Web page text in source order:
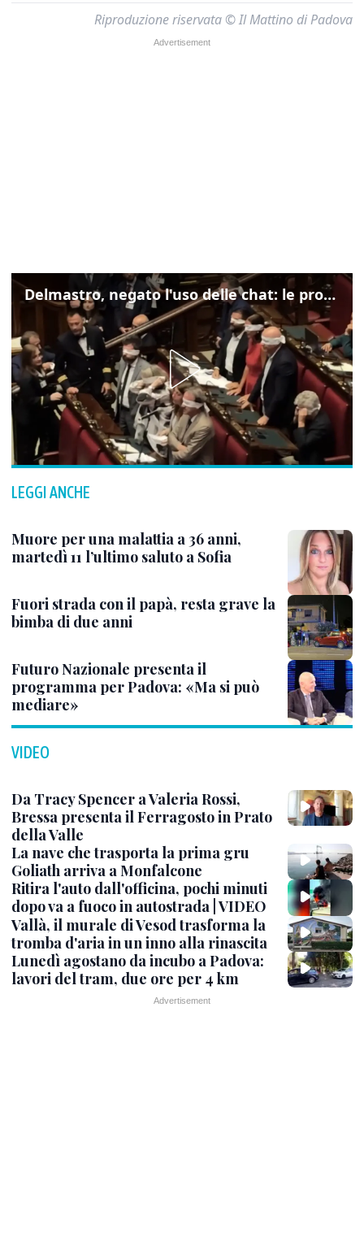
Riproduzione riservata © Il Mattino di Padova
Delmastro, negato l'uso delle chat: le proteste di Avs e M5s
LEGGI ANCHE
Muore per una malattia a 36 anni,
martedì 11 l’ultimo saluto a Sofia
Fuori strada con il papà, resta grave la
bimba di due anni
Futuro Nazionale presenta il
programma per Padova: «Ma si può
mediare»
VIDEO
Da Tracy Spencer a Valeria Rossi,
Bressa presenta il Ferragosto in Prato
della Valle
La nave che trasporta la prima gru
Goliath arriva a Monfalcone
Ritira l'auto dall'officina, pochi minuti
dopo va a fuoco in autostrada | VIDEO
Vallà, il murale di Vesod trasforma la
tromba d'aria in un inno alla rinascita
Lunedì agostano da incubo a Padova:
lavori del tram, due ore per 4 km